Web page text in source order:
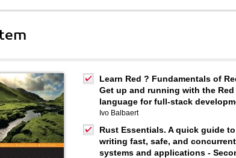
Learn Red ? Fundamentals of
Get up and running with the Red
language for full-stack
Ivo Balbaert
Rust Essentials. A quick guide to
writing fast, safe, and concurrent
systems and applications -